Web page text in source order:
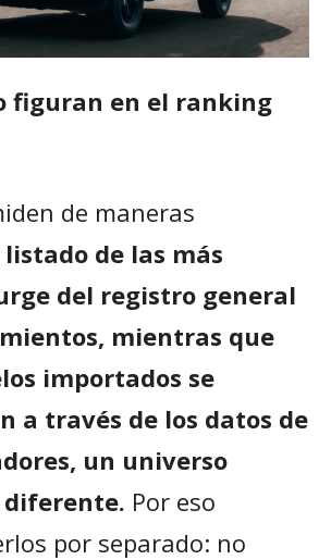
figuran en el ranking
de maneras
listado de las más
del registro general
mientras que
importados se
a través de los datos de
un universo
Por eso
por separado: no